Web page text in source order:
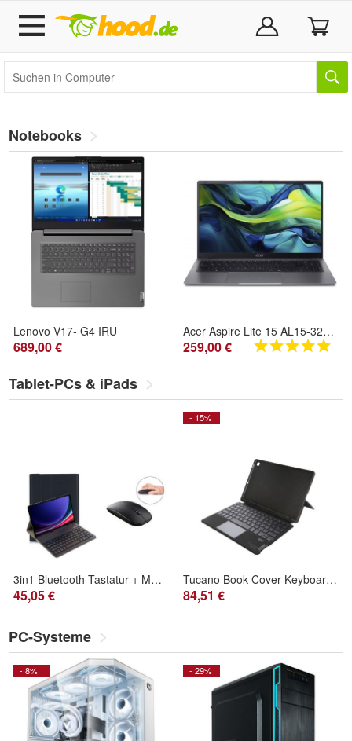
Notebooks
Lenovo V17- G4 IRU
689,00 €
Acer Aspire Lite 15 AL15-32P (B)
259,00 €
Tablet-PCs & iPads
3in1 Bluetooth Tastatur + Maus + Cover für Samsung Galaxy Tab S9 2023 SM-X710
45,05 €
- 15%
Tucano Book Cover Keyboard with Trackpad Tab S6 Lite
84,51 €
PC-Systeme
- 8% - 29%